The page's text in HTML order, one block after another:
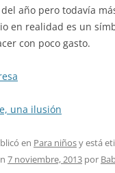
año pero todavía
en realidad es un
con poco gasto.
una ilusión
en Para niñosy está
7 noviembre, 2013 por